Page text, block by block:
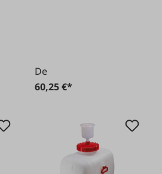
De
60,25 €*